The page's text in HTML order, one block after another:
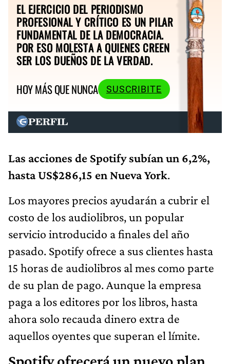
EL EJERCICIO DEL PERIODISMO
PROFESIONAL Y CRÍTICO ES UN PILAR
FUNDAMENTAL DE LA DEMOCRACIA.
POR ESO MOLESTA A QUIENES CREEN
SER LOS DUEÑOS DE LA VERDAD.
HOY MÁS QUE NUNCA
SUSCRIBITE
Las acciones de Spotify subían un 6,2%,
hasta US$286,15 en Nueva York.
Los mayores precios ayudarán a cubrir el
costo de los audiolibros, un popular
servicio introducido a finales del año
pasado. Spotify ofrece a sus clientes hasta
15 horas de audiolibros al mes como parte
de su plan de pago. Aunque la empresa
paga a los editores por los libros, hasta
ahora solo recauda dinero extra de
aquellos oyentes que superan el límite.